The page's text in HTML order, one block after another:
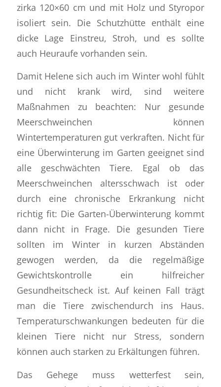
zirka 120×60 cm und mit Holz und Styropor
isoliert sein. Die Schutzhütte enthält eine
dicke Lage Einstreu, Stroh, und es sollte
auch Heuraufe vorhanden sein.
Damit Helene sich auch im Winter wohl fühlt
und nicht krank wird, sind weitere
Maßnahmen zu beachten: Nur gesunde
Meerschweinchen können
Wintertemperaturen gut verkraften. Nicht für
eine Überwinterung im Garten geeignet sind
alle geschwächten Tiere. Egal ob das
Meerschweinchen altersschwach ist oder
durch eine chronische Erkrankung nicht
richtig fit: Die Garten-Überwinterung kommt
dann nicht in Frage. Die gesunden Tiere
sollten im Winter in kurzen Abständen
gewogen werden, da die regelmäßige
Gewichtskontrolle ein hilfreicher
Gesundheitscheck ist. Auf keinen Fall trägt
man die Tiere zwischendurch ins Haus.
Temperaturschwankungen bedeuten für die
kleinen Tiere nicht nur Stress, sondern
können auch starken zu Erkältungen führen.
Das Gehege muss wetterfest sein,